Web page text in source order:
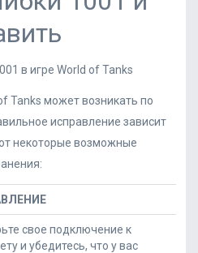
Tanks может возникать по
исправление зависит
некоторые возможные
свое подключение к
и убедитесь, что у вас